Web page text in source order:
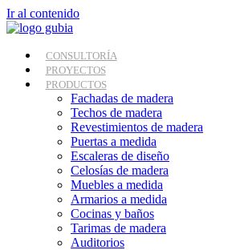
Ir al contenido
CONSULTORÍA
PROYECTOS
PRODUCTOS
Fachadas de madera
Techos de madera
Revestimientos de madera
Puertas a medida
Escaleras de diseño
Celosías de madera
Muebles a medida
Armarios a medida
Cocinas y baños
Tarimas de madera
Auditorios